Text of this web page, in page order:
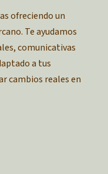
ofreciendo un
Te ayudamos
comunicativas
a tus
cambios reales en